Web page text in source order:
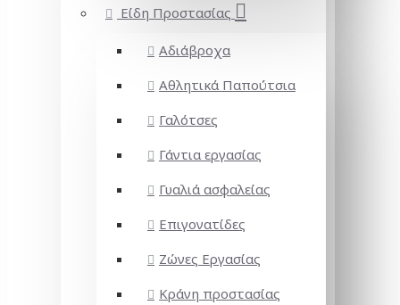
Είδη Προστασίας
Αδιάβροχα
Αθλητικά Παπούτσια
Γαλότσες
Γάντια εργασίας
Γυαλιά ασφαλείας
Επιγονατίδες
Ζώνες Εργασίας
Κράνη προστασίας